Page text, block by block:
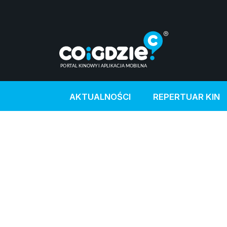
AKTUALNOŚCI REPERTUAR KIN